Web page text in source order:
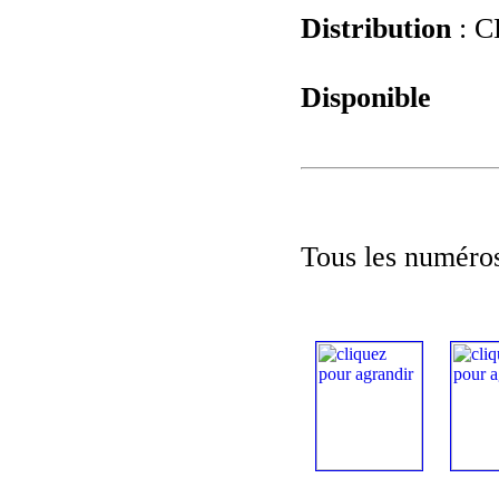
Distribution :
Disponible
Tous les